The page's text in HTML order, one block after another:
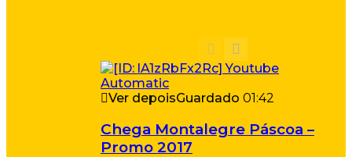
Ver depoisGuardado 01:42
Chega Montalegre Páscoa –
Promo 2017